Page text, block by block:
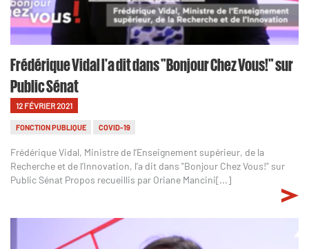
Frédérique Vidal l'a dit dans "Bonjour Chez Vous!" sur
Public Sénat
12 FÉVRIER 2021
FONCTION PUBLIQUE COVID-19
Frédérique Vidal, Ministre de l’Enseignement supérieur, de la
Recherche et de l’Innovation, l'a dit dans "Bonjour Chez Vous!" sur
Public Sénat Propos recueillis par Oriane Mancini[...]